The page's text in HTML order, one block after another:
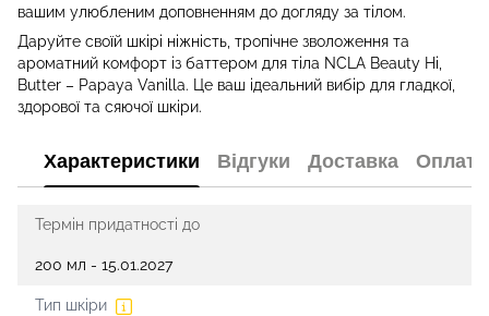
вашим улюбленим доповненням до догляду за тілом.
Даруйте своїй шкірі ніжність, тропічне зволоження та
ароматний комфорт із баттером для тіла NCLA Beauty Hi,
Butter – Papaya Vanilla. Це ваш ідеальний вибір для гладкої,
здорової та сяючої шкіри.
Характеристики Відгуки Доставка Оплата
Термін придатності до
200 мл - 15.01.2027
Тип шкіри